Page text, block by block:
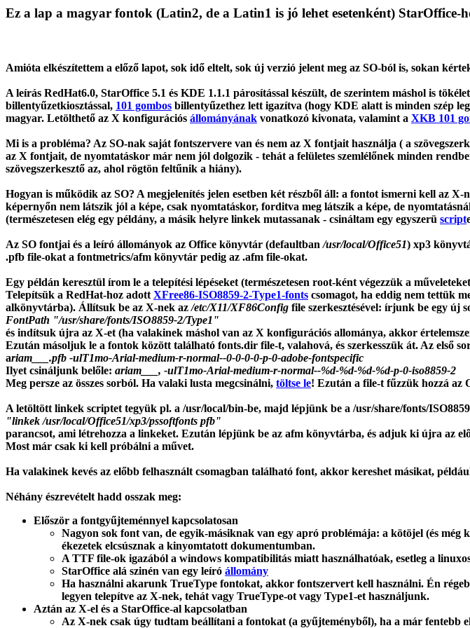
Ez a lap a magyar fontok (Latin2, de a Latin1 is jó lehet esetenként) StarOffice-
Amióta elkészítettem a előző lapot, sok idő eltelt, sok új verzió jelent meg az SO-ból is, sokan
A leírás RedHat6.0, StarOffice 5.1 és KDE 1.1.1 párosítással készült, de szerintem máshol is
billentyűzetkiosztással, 101 gombos billentyűzethez lett igazítva (hogy KDE alatt is minden szép
magyar. Letölthető az X konfigurációs állományának vonatkozó kivonata, valamint a XKB 101
Mi is a probléma? Az SO-nak saját fontszervere van és nem az X fontjait használja ( a
az X fontjait, de nyomtatáskor már nem jól dolgozik - tehát a felületes szemlélőnek minden
szövegszerkesztő az, ahol rögtön feltűnik a hiány).
Hogyan is működik az SO? A megjelenítés jelen esetben két részből áll: a fontot ismerni kell az
képernyőn nem látszik jól a képe, csak nyomtatáskor, forditva meg látszik a képe, de
(természetesen elég egy példány, a másik helyre linkek mutassanak - csináltam egy egyszerü script
Az SO fontjai és a leíró állományok az Office könyvtár (defaultban/usr/local/Office51) xp3
.pfb file-okat a fontmetrics/afm könyvtár pedig az .afm file-okat.
Egy példán keresztül írom le a telepítési lépéseket (természetesen root-ként végezzük a
Telepítsük a RedHat-hoz adott XFree86-ISO8859-2-Type1-fonts csomagot, ha eddig nem tettük
alkönyvtárba). Állítsuk be az X-nek az/etc/X11/XF86Config file szerkesztésével: írjunk be egy új
FontPath "/usr/share/fonts/ISO8859-2/Type1"
és indítsuk újra az X-et (ha valakinek máshol van az X konfigurációs allománya, akkor
Ezután másoljuk le a fontok között található fonts.dir file-t, valahová, és szerkesszük át. Az első
ariam___.pfb -ulT1mo-Arial-medium-r-normal--0-0-0-0-p-0-adobe-fontspecific
Ilyet csináljunk belőle: ariam___, -ulT1mo-Arial-medium-r-normal--%d-%d-%d-%d-p-0-iso8859-2
Meg persze az összes sorból. Ha valaki lusta megcsinálni, töltse le! Ezután a file-t fűzzük hozzá az
A letöltött linkek scriptet tegyük pl. a /usr/local/bin-be, majd lépjünk be a /usr/share/fonts/
"linkek /usr/local/Office51/xp3/pssoftfonts pfb"
parancsot, ami létrehozza a linkeket. Ezután lépjünk be az afm könyvtárba, és adjuk ki újra az
Most már csak ki kell próbálni a művet.
Ha valakinek kevés az előbb felhasznált csomagban található font, akkor kereshet másikat,
Néhány észrevételt hadd osszak meg:
Először a fontgyűjteménnyel kapcsolatosan
Nagyon sok font van, de egyik-másiknak van egy apró problémája: a kötöjel (és
ékezetek elcsúsznak a kinyomtatott dokumentumban.
A TTF file-ok igazából a windows kompatibilitás miatt használhatóak, esetleg a
StarOffice alá szinén van egy leíró állomány
Ha használni akarunk TrueType fontokat, akkor fontszervert kell használni. Én
legyen telepítve az X-nek, tehát vagy TrueType-ot vagy Type1-et használjunk.
Aztán az X-el és a StarOffice-al kapcsolatban
Az X-nek csak úgy tudtam beállítani a fontokat (a gyűjteményből), ha a már fentebb